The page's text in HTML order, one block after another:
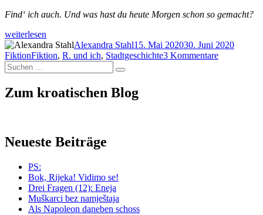
Find‘ ich auch. Und was hast du heute Morgen schon so gemacht?
„Ich
stelle
mir
lieber
vor
…“
weiterlesen
Autor
Alexandra StahlVeröffentlicht
am
15. Mai 202030. Juni 2020
FiktionSchlagwörter
Fiktion, R. und ich, Stadtgeschichte3 Kommentarezu
Suchen
nach:
Suchen
Zum kroatischen Blog
Neueste Beiträge
PS:
Bok, Rijeka! Vidimo se!
Drei Fragen (12): Eneja
Muškarci bez namještaja
Als Napoleon daneben schoss